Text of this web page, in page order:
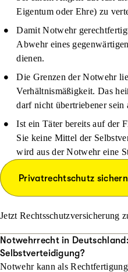
Eigentum oder Ehre) zu
Damit Notwehr
Abwehr eines
dienen.
Die Grenzen der Notwehr
Verhältnismäßigkeit. Das
darf nicht übertriebener
Ist ein Täter bereits auf der
Sie keine Mittel der
wird aus der Notwehr eine
Privatrechtschutz sichern
Jetzt Rechtsschutzversicherung
Notwehrrecht in
Selbstverteidigung?
Notwehr kann als